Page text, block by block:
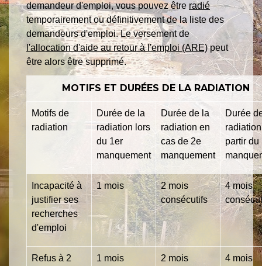
demandeur d'emploi, vous pouvez être radié
temporairement ou définitivement de la liste des
demandeurs d'emploi. Le versement de
l'allocation d'aide au retour à l'emploi (ARE)peut
être alors être supprimé.
MOTIFS ET DURÉES DE LA RADIATION
Motifs de
radiation
Durée de la
radiation lors
du 1er
manquement
Durée de la
radiation en
cas de 2e
manquement
Durée
partir du
Incapacité à
justifier ses
recherches
d'emploi
1 mois
2 mois
consécutifs
4 mois
Refus à 2
1 mois
2 mois
4 mois